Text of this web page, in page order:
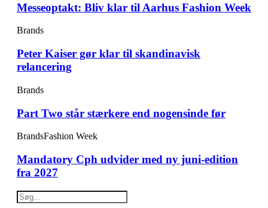
Messeoptakt: Bliv klar til Aarhus Fashion Week
Brands
Peter Kaiser gør klar til skandinavisk
relancering
Brands
Part Two står stærkere end nogensinde før
BrandsFashion Week
Mandatory Cph udvider med ny juni-edition
fra 2027